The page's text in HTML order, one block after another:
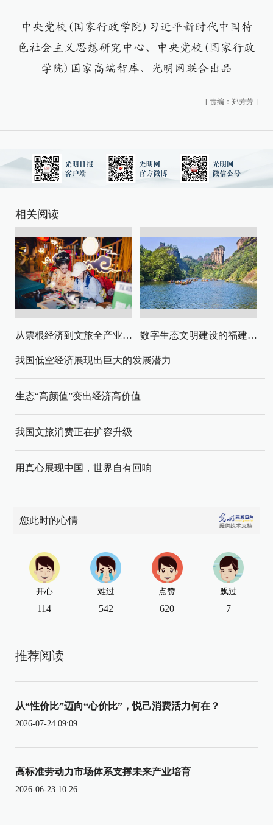
中央党校(国家行政学院)习近平新时代中国特
色社会主义思想研究中心、中央党校(国家行政
学院)国家高端智库、光明网联合出品
[ 责编：郑芳芳 ]
相关阅读
从票根经济到文旅全产业链升级 数字生态文明建设的福建路径与启示
我国低空经济展现出巨大的发展潜力
生态“高颜值”变出经济高价值
我国文旅消费正在扩容升级
用真心展现中国，世界自有回响
您此时的心情
开心
114
难过
542
点赞
620
飘过
7
推荐阅读
从“性价比”迈向“心价比”，悦己消费活力何在？
2026-07-24 09:09
高标准劳动力市场体系支撑未来产业培育
2026-06-23 10:26